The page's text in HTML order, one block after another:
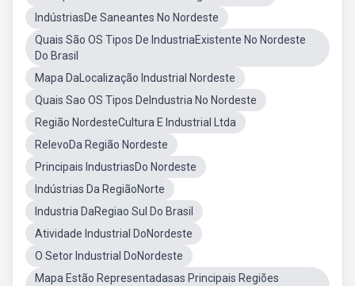
IndústriasDe Saneantes No Nordeste
Quais São OS Tipos De IndustriaExistente No Nordeste
Do Brasil
Mapa DaLocalização Industrial Nordeste
Quais Sao OS Tipos DeIndustria No Nordeste
Região NordesteCultura E Industrial Ltda
RelevoDa Região Nordeste
Principais IndustriasDo Nordeste
Indústrias Da RegiãoNorte
Industria DaRegiao Sul Do Brasil
Atividade Industrial DoNordeste
O Setor Industrial DoNordeste
Mapa Estão Representadasas Principais Regiões